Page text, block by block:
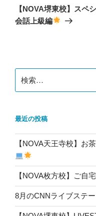
ー
シ
の
投
【NOVA堺東校】ス
会話上級編
索:
最近の投稿
【NOVA天王寺校】お
【NOVA枚方校】ご自
8月のCNNライブステ